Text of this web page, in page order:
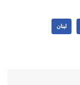
لبنان